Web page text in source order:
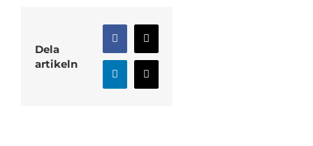
Dela
artikeln
Facebook
X
LinkedInE-
post